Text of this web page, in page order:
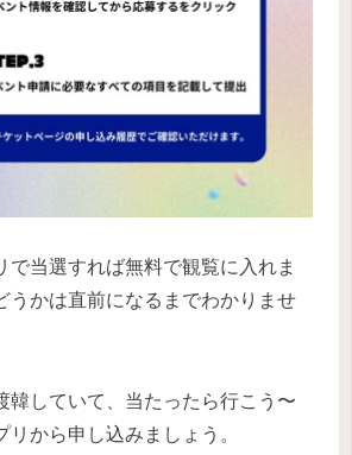
で当選すれば無料で観覧に入れま
うかは直前になるまでわかりませ
韓していて、当たったら行こう〜
リから申し込みましょう。